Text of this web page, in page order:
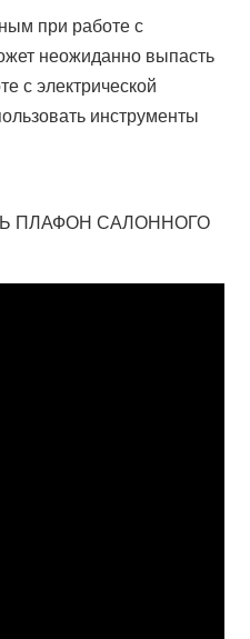
при работе с
неожиданно выпасть
с электрической
инструменты
ПЛАФОН САЛОННОГО